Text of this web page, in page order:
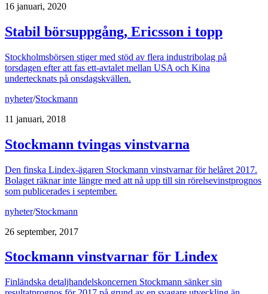
16 januari, 2020
Stabil börsuppgång, Ericsson i topp
Stockholmsbörsen stiger med stöd av flera industribolag på
torsdagen efter att fas ett-avtalet mellan USA och Kina
undertecknats på onsdagskvällen.
nyheter/Stockmann
11 januari, 2018
Stockmann tvingas vinstvarna
Den finska Lindex-ägaren Stockmann vinstvarnar för helåret 2017.
Bolaget räknar inte längre med att nå upp till sin rörelsevinstprognos
som publicerades i september.
nyheter/Stockmann
26 september, 2017
Stockmann vinstvarnar för Lindex
Finländska detaljhandelskoncernen Stockmann sänker sin